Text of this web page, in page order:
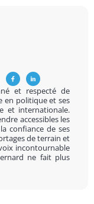
et respecté de
en politique et ses
et internationale.
accessibles les
confiance de ses
de terrain et
incontournable
ne fait plus